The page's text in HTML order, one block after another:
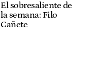
El sobresaliente de
la semana: Filo
Cañete